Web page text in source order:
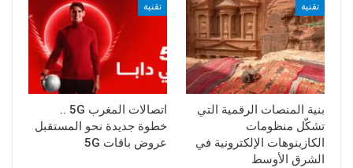
تقنية
بنية المنصات الرقمية التي
تشكّل منظومات
الكازينوهات الإلكترونية في
الشرق الأوسط
تقنية
اتصالات المغرب 5G ..
خطوة جديدة نحو المستقبل
عروض باقات 5G